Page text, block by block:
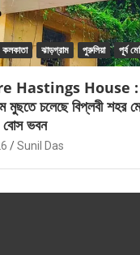
কলকাতা ঝাড়গ্রাম পুরুলিয়া পূর্ব
Hastings House :
মুছতে চলেছে বিপ্লবী শহর
বোস ভবন
Sunil Das